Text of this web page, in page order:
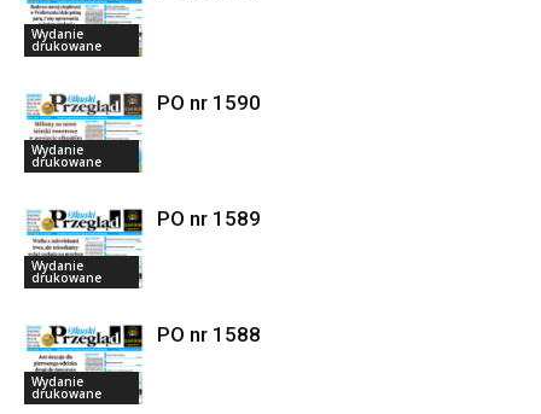
Wydanie
drukowane
Wydanie
drukowane
PO nr 1590
Wydanie
drukowane
PO nr 1589
Wydanie
drukowane
PO nr 1588